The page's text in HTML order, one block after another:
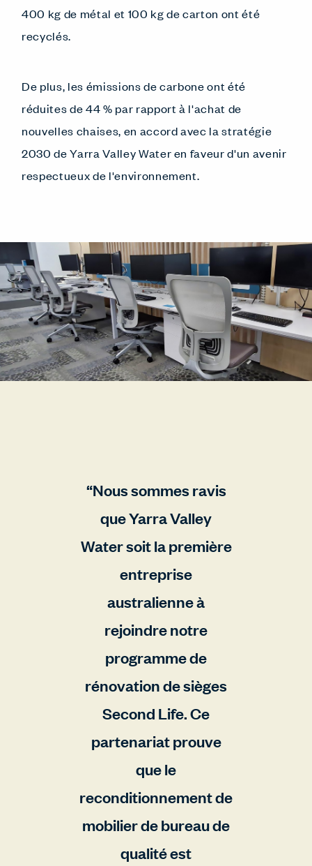
400 kg de métal et 100 kg de carton ont été
recyclés.
De plus, les émissions de carbone ont été
réduites de 44 % par rapport à l'achat de
nouvelles chaises, en accord avec la stratégie
2030 de Yarra Valley Water en faveur d'un avenir
respectueux de l'environnement.
Nous sommes ravis
que Yarra Valley
Water soit la première
entreprise
australienne à
rejoindre notre
programme de
rénovation de sièges
Second Life. Ce
partenariat prouve
que le
reconditionnement de
mobilier de bureau de
qualité est